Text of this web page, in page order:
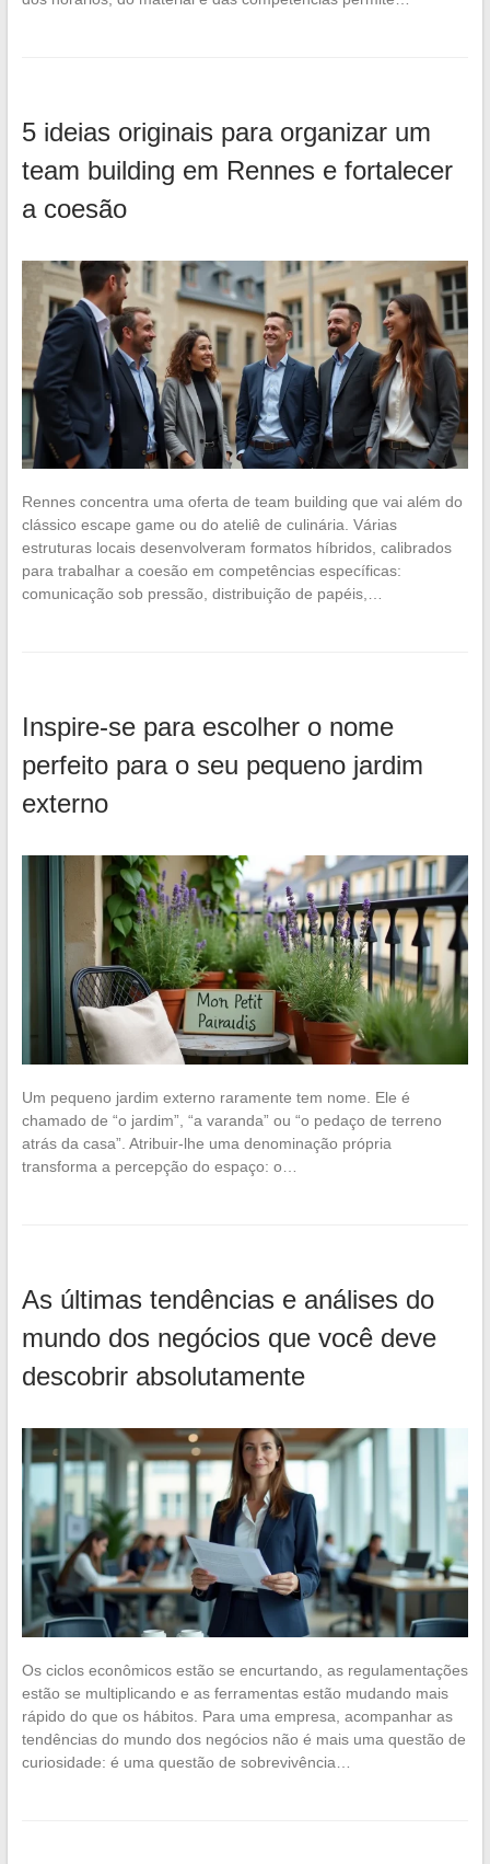
5 ideias originais para organizar um
team building em Rennes e fortalecer
a coesão
Rennes concentra uma oferta de team building que vai além do
clássico escape game ou do ateliê de culinária. Várias
estruturas locais desenvolveram formatos híbridos, calibrados
para trabalhar a coesão em competências específicas:
comunicação sob pressão, distribuição de papéis,…
Inspire-se para escolher o nome
perfeito para o seu pequeno jardim
externo
Um pequeno jardim externo raramente tem nome. Ele é
chamado de “o jardim”, “a varanda” ou “o pedaço de terreno
atrás da casa”. Atribuir-lhe uma denominação própria
transforma a percepção do espaço: o…
As últimas tendências e análises do
mundo dos negócios que você deve
descobrir absolutamente
Os ciclos econômicos estão se encurtando, as regulamentações
estão se multiplicando e as ferramentas estão mudando mais
rápido do que os hábitos. Para uma empresa, acompanhar as
tendências do mundo dos negócios não é mais uma questão de
curiosidade: é uma questão de sobrevivência…